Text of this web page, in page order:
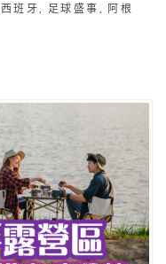
西班牙, 足球盛事 , 阿根